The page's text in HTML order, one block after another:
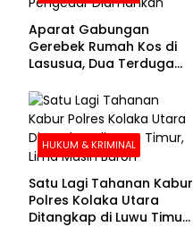
Aparat Gabungan
Gerebek Rumah Kos di
Lasusua, Dua Terduga
HUKUM & KRIMINAL
Satu Lagi Tahanan Kabur
Polres Kolaka Utara
Ditangkap di Luwu Timur,